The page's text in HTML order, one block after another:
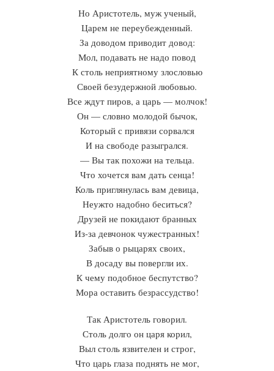
Но Аристотель, муж ученый,
Царем не переубежденный.
За доводом приводит довод:
Мол, подавать не надо повод
К столь неприятному злословью
Своей безудержной любовью.
Все ждут пиров, а царь — молчок!
Он — словно молодой бычок,
Который с привязи сорвался
И на свободе разыгрался.
— Вы так похожи на тельца.
Что хочется вам дать сенца!
Коль приглянулась вам девица,
Неужто надобно беситься?
Друзей не покидают бранных
Из-за девчонок чужестранных!
Забыв о рыцарях своих,
В досаду вы повергли их.
К чему подобное беспутство?
Мора оставить безрассудство!
Так Аристотель говорил.
Столь долго он царя корил,
Выл столь язвителен и строг,
Что царь глаза поднять не мог,